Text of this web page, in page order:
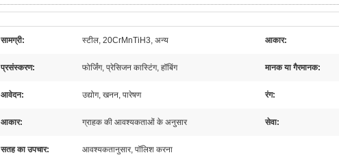
सामग्री: स्टील, 20CrMnTiH3, अन्य आकार:
प्रसंस्करण: फोर्जिंग, प्रेसिजन कास्टिंग, हॉबिंग मानक या गैरमानक:
आवेदन: उद्योग, खनन, पारेषण रंग:
आकार: ग्राहक की आवश्यकताओं के अनुसार सेवा:
सतह का उपचार: आवश्यकतानुसार, पॉलिश करना